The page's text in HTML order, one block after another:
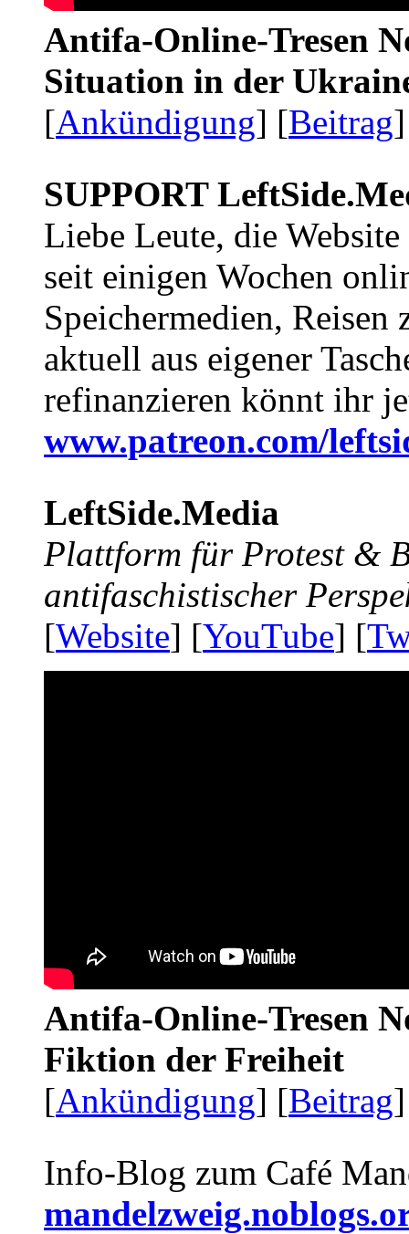
Antifa-Online-Tresen
Situation in der
[Ankündigung] [Beitrag
SUPPORT
Liebe Leute, die Website
seit einigen Wochen
Speichermedien, Reisen
aktuell aus eigener
refinanzieren könnt ihr
www.patreon.com/
LeftSide.Media
Plattform für Protest &
antifaschistischer
[Website] [YouTube] [
Antifa-Online-Tresen
Fiktion der Freiheit
[Ankündigung] [Beitrag
Info-Blog zum Café